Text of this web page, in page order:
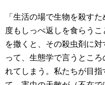
「生活の場で生物を殺す
度もしっぺ返しを食らう
を撒くと、その殺虫剤に
って、生態学で言うとこ
れてしまう。私たちが目